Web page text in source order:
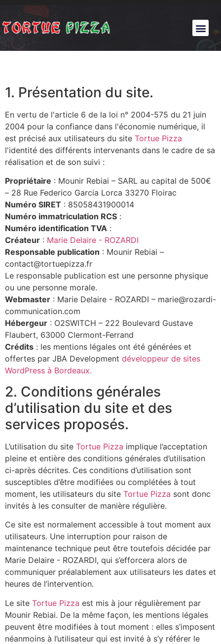
1. Présentation du site.
En vertu de l'article 6 de la loi n° 2004-575 du 21 juin
2004 pour la confiance dans l'économie numérique, il
est précisé aux utilisateurs du site Tortue Pizza
l'identité des différents intervenants dans le cadre de sa
réalisation et de son suivi :
Propriétaire : Mounir Rebiai – SARL au capital de 500€
– 28 Rue Federico Garcia Lorca 33270 Floirac
Numéro SIRET : 85058431900014
Numéro immatriculation RCS :
Numéro identification TVA :
Créateur : Marie Delaire - ROZARDI
Responsable publication : Mounir Rebiai –
contact@tortuepizza.fr
Le responsable publication est une personne physique
ou une personne morale.
Webmaster : Marie Delaire - ROZARDI – marie@rozardi-
communication.com
Hébergeur : O2SWITCH – 222 Boulevard Gustave
Flaubert, 63000 Clermont-Ferrand
Crédits : les mentions légales ont été générées et
offertes par JBA Development développeur de sites
WordPress à Bordeaux.
2. Conditions générales
d’utilisation du site et des
services proposés.
L’utilisation du site Tortue Pizza implique l’acceptation
pleine et entière des conditions générales d’utilisation
ci-après décrites. Ces conditions d’utilisation sont
susceptibles d’être modifiées ou complétées à tout
moment, les utilisateurs du site Tortue Pizza sont donc
invités à les consulter de manière régulière.
Ce site est normalement accessible à tout moment aux
utilisateurs. Une interruption pour raison de
maintenance technique peut être toutefois décidée par
Marie Delaire - ROZARDI, qui s’efforcera alors de
communiquer préalablement aux utilisateurs les dates et
heures de l’intervention.
Le site Tortue Pizza est mis à jour régulièrement par
Mounir Rebiai. De la même façon, les mentions légales
peuvent être modifiées à tout moment : elles s’imposent
néanmoins à l’utilisateur qui est invité à s’y référer le